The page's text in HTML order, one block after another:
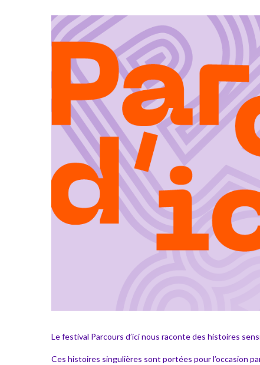
Le festival Parcours d’ici nous raconte des histoires
Ces histoires singulières sont portées pour l’occasion